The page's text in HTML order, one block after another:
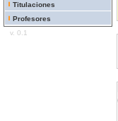
Titulaciones
Profesores
v. 0.1